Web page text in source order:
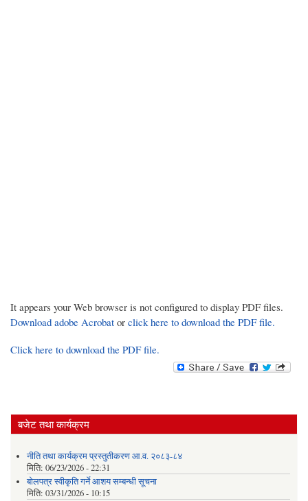
It appears your Web browser is not configured to display PDF files.
Download adobe Acrobat or click here to download the PDF file.
Click here to download the PDF file.
बजेट तथा कार्यक्रम
नीति तथा कार्यक्रम प्रस्तुतीकरण आ.व. २०८३-८४
मिति: 06/23/2026 - 22:31
बोलपत्र स्वीकृति गर्ने आशय सम्बन्धी सूचना
मिति: 03/31/2026 - 10:15